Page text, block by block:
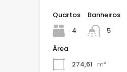
Quartos
4
Banheiros
5
Área
274,61 m²